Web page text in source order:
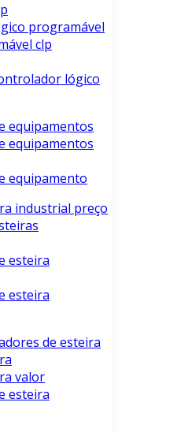
programável
clp
lógico
equipamentos
equipamentos
equipamento
industrial preço
esteira
esteira
de esteira
valor
esteira